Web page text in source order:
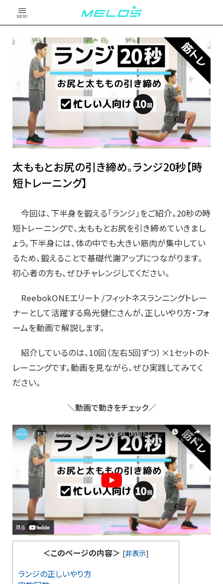
MENU
太ももとお尻の引き締め。ランジ20秒【時
短トレーニング】
今回は、下半身を鍛える「ランジ」をご紹介。20秒の時
短トレーニングで、太ももとお尻を引き締めていきまし
ょう。下半身には、体の中でも大きい筋肉が集中してい
るため、鍛えることで基礎代謝アップにつながります。
初心者の方も、ぜひチャレンジしてください。
ReebokONEエリート /フィットネスランニングトレー
ナーとして活躍する鳥光健仁さんが、正しいやり方・フォ
ームを動画で解説します。
紹介しているのは、10回（左右5回ずつ）×1セットのト
レーニングです。動画を見ながら、ぜひ実践してみてく
ださい。
＼動画で動きをチェック／
＜このページの内容＞ [非表示]
ランジの正しいやり方